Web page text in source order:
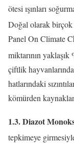
ötesi ışınları
Doğal olarak birçok
Panel On Climate
miktarının yaklaşık
çiftlik
hatlarındaki
kömürden
1.3. Diazot
tepkimeye